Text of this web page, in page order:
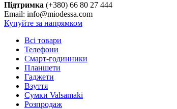
Підтримка (+380) 66 80 27 444
Email: info@miodessa.com
Купуйте за напрямком
Всі товари
Телефони
Смарт-годинники
Планшети
Гаджети
Взуття
Сумки Valsamaki
Розпродаж